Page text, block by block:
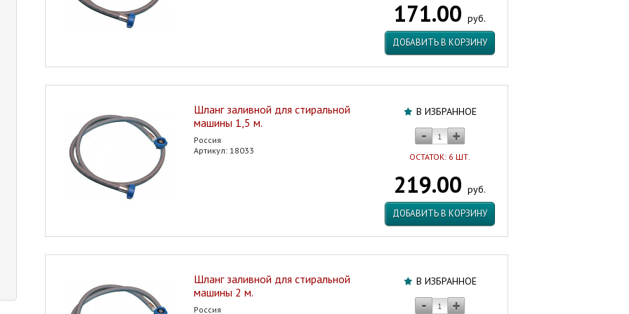
171.00 руб.
ДОБАВИТЬ В КОРЗИНУ
В ИЗБРАННОЕ
ОСТАТОК: 6 ШТ.
219.00 руб.
ДОБАВИТЬ В КОРЗИНУ
Шланг заливной для стиральной
машины 1,5 м.
Россия
Артикул: 18033
В ИЗБРАННОЕ
Шланг заливной для стиральной
машины 2 м.
Россия